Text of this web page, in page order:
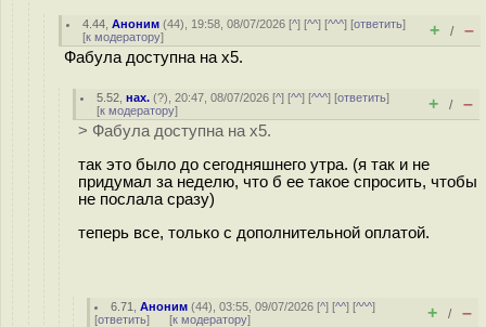
4.44 ,Аноним (44), 19:58, 08/07/2026 [^] [^^] [^^^] [ответить]
[к модератору] + / –
Фабула доступна на x5.
5.52 ,нах. (?), 20:47, 08/07/2026 [^] [^^] [^^^] [ответить]
[к модератору] + / –
> Фабула доступна на x5.
так это было до сегодняшнего утра. (я так и не
придумал за неделю, что б ее такое спросить, чтобы
не послала сразу)
теперь все, только с дополнительной оплатой.
6.71 ,Аноним (44), 03:55, 09/07/2026 [^] [^^] [^^^]
[ответить] [к модератору] + / –